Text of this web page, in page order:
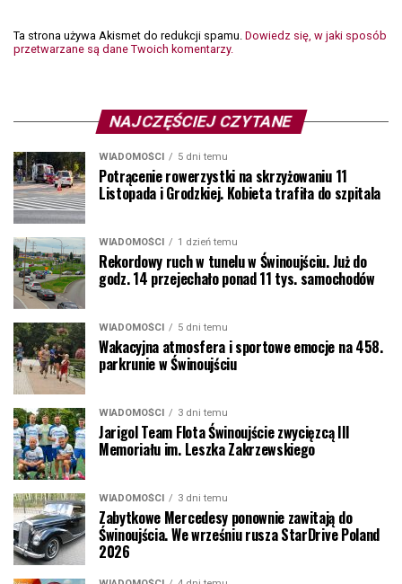
Ta strona używa Akismet do redukcji spamu. Dowiedz się, w jaki sposób
przetwarzane są dane Twoich komentarzy.
NAJCZĘŚCIEJ CZYTANE
WIADOMOŚCI 5 dni temu
Potrącenie rowerzystki na skrzyżowaniu 11
Listopada i Grodzkiej. Kobieta trafiła do szpitala
WIADOMOŚCI 1 dzień temu
Rekordowy ruch w tunelu w Świnoujściu. Już do
godz. 14 przejechało ponad 11 tys. samochodów
WIADOMOŚCI 5 dni temu
Wakacyjna atmosfera i sportowe emocje na 458.
parkrunie w Świnoujściu
WIADOMOŚCI 3 dni temu
Jarigol Team Flota Świnoujście zwycięzcą III
Memoriału im. Leszka Zakrzewskiego
WIADOMOŚCI 3 dni temu
Zabytkowe Mercedesy ponownie zawitają do
Świnoujścia. We wrześniu rusza StarDrive Poland
2026